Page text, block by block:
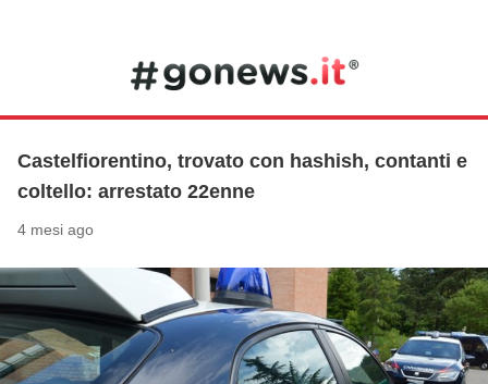
Castelfiorentino, trovato con hashish, contanti e
coltello: arrestato 22enne
4 mesi ago